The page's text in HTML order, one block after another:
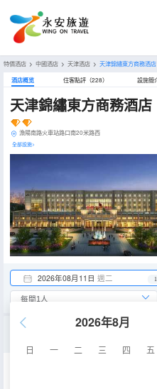
特價酒店 > 中國酒店 > 天津酒店 > 天津錦繡東方商務酒店
酒店概览 住客點評（228） 設施簡
天津錦繡東方商務酒店
漁陽南路火車站路口南20米路西
全部設施>
2026年08月11日 週二
2026年8月
日 一 二 三 四 五